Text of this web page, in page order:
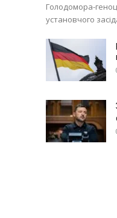
Голодомора-
установчого